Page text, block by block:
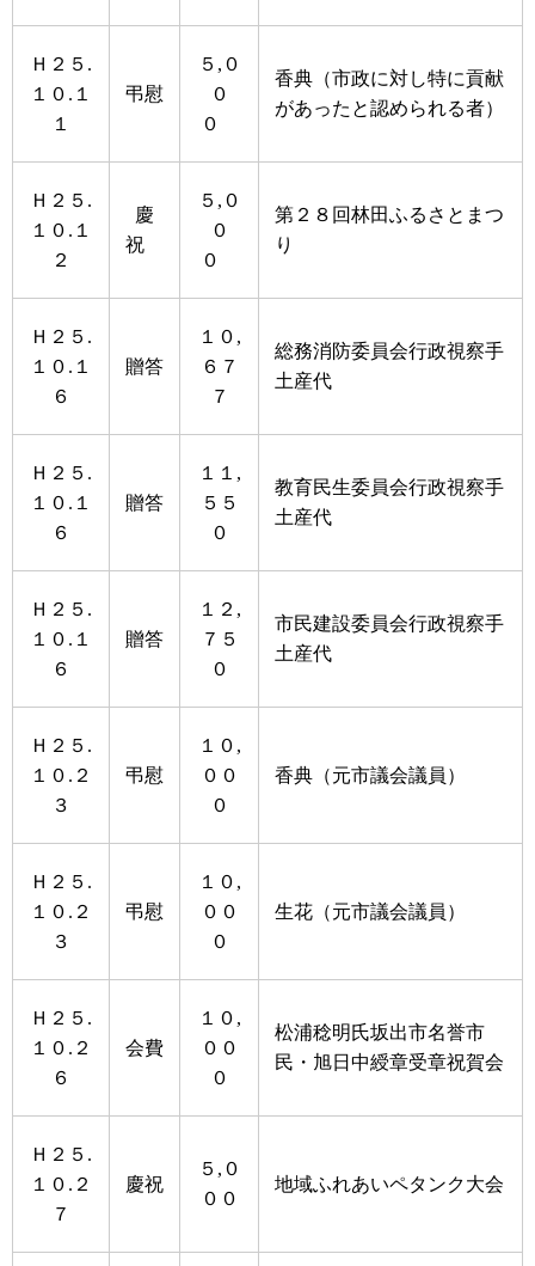
Ｈ２５.
１０.１
１
弔慰
５,０
０
０
香典（市政に対し特に貢献
があったと認められる者）
Ｈ２５.
１０.１
２
慶
祝
５,０
０
０
第２８回林田ふるさとまつ
り
Ｈ２５.
１０.１
６
贈答
１０,
６７
７
総務消防委員会行政視察手
土産代
Ｈ２５.
１０.１
６
贈答
１１,
５５
０
教育民生委員会行政視察手
土産代
Ｈ２５.
１０.１
６
贈答
１２,
７５
０
市民建設委員会行政視察手
土産代
Ｈ２５.
１０.２
３
弔慰
１０,
００
０
香典（元市議会議員）
Ｈ２５.
１０.２
３
弔慰
１０,
００
０
生花（元市議会議員）
Ｈ２５.
１０.２
６
会費
１０,
００
０
松浦稔明氏坂出市名誉市
民・旭日中綬章受章祝賀会
Ｈ２５.
１０.２
７
慶祝
５,０
００
地域ふれあいペタンク大会